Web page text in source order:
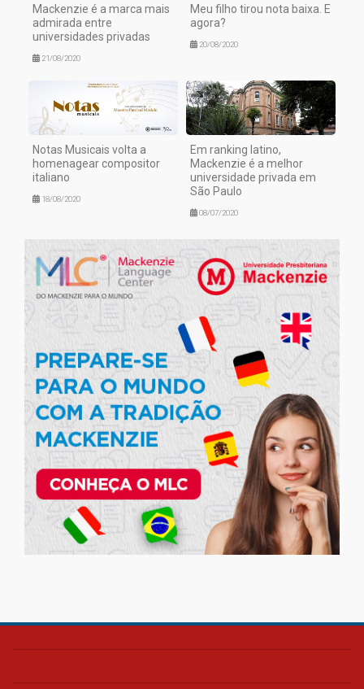
Mackenzie é a marca mais
admirada entre
universidades privadas
21/08/2020
Meu filho tirou nota baixa. E
agora?
20/08/2020
Notas Musicais volta a
homenagear compositor
italiano
18/08/2020
Em ranking latino,
Mackenzie é a melhor
universidade privada em
São Paulo
08/07/2020